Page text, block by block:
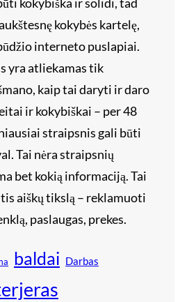
kokybės kartelę,
interneto puslapiai.
yra atliekamas tik
kaip tai daryti ir daro
ir kokybiškai – per 48
straipsnis gali būti
Tai nėra straipsnių
bet kokią informaciją. Tai
aiškų tikslą – reklamuoti
paslaugas, prekes.
baldai Darbas